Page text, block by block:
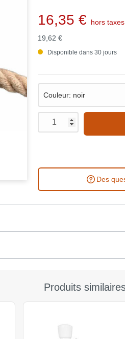
16,35 €
hors taxes
19,62 €
Disponible dans 30 jours
Des
Produits